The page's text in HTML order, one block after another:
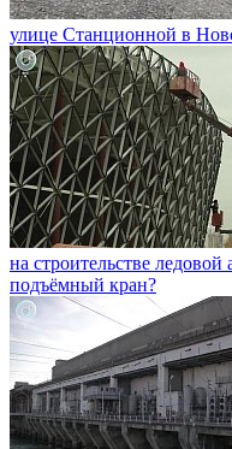
улице Станционной в
на строительстве
подъёмный кран?